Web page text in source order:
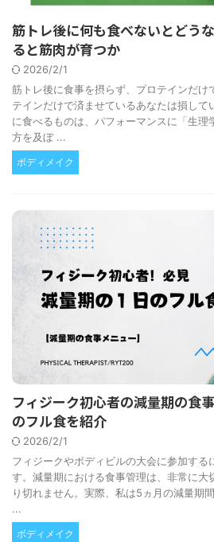
筋トレ後に何も食べないとどう
ると筋肉が育つか
2026/2/1
筋トレ後に食事を摂らず、プロテインだけ
テインだけで済ませているあなたは損して
に食べるものは、パフォーマンスに「生理
方を及ぼ ...
ボディメイク
フィジーク初心者の減量期の食
のフル食を紹介
2026/2/1
フィジークやボディビルの大会に参加する
す。減量期における食事管理は、非常に大
り切れません。実際、私は5ヵ月の減量
...
ボディメイク